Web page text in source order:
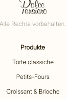
Alle Rechte vorbehalten.
Produkte
Torte classiche
Petits-Fours
Croissant & Brioche